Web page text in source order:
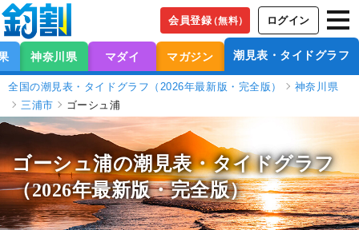
会員登録（無料） ログイン
神奈川県 マダイ マガジン 潮見表・タイドグラフ
全国の潮見表・タイドグラフ（2026年最新版・完全版）
神奈川県
三浦市
ゴーシュ浦
ゴーシュ浦の潮見表・タイドグラフ
（2026年最新版・完全版）